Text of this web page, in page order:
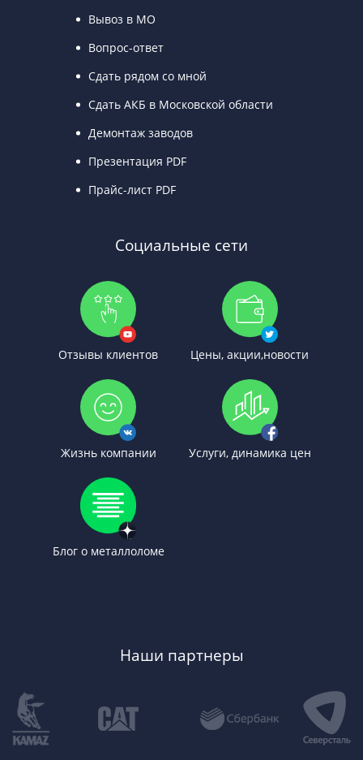
Вывоз в МО
Вопрос-ответ
Сдать рядом со мной
Сдать АКБ в Московской области
Демонтаж заводов
Презентация PDF
Прайс-лист PDF
Социальные сети
Отзывы клиентов Цены, акции,новости
Жизнь компании Услуги, динамика цен
Блог о металлоломе
Наши партнеры